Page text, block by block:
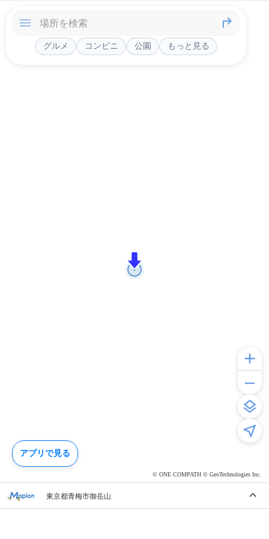
© ONE COMPATH © GeoTechnologies Inc.
グルメ コンビニ 公園 もっと見る
東京都青梅市御岳山
アプリで見る